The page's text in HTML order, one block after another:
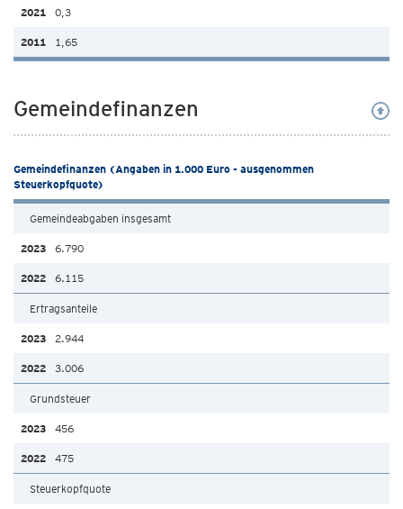
0,3
1,65
Gemeindefinanzen
Gemeindefinanzen (Angaben in 1.000 Euro - ausgenommen
Steuerkopfquote)
Gemeindeabgaben insgesamt
6.790
6.115
Ertragsanteile
2.944
3.006
Grundsteuer
456
475
Steuerkopfquote